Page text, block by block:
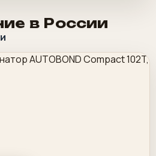
в России